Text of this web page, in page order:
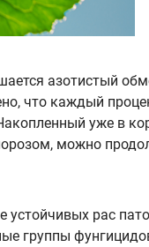
азотистый
что каждый
уже в
можно
устойчивых рас
группы